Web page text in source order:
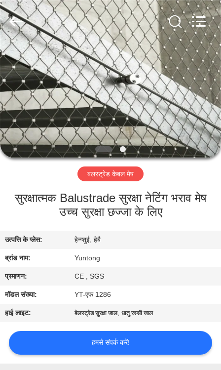
घर
उत्पादों
हमारे
बारे
में
भ्रमण
नियंत्रण
संपर्क
करें
एक
Yuntong
Metal
Wire
Mesh
Co.,Ltd.
All
Rights
Reserved.
बलस्ट्रेड केबल मेष
सुरक्षात्मक Balustrade सुरक्षा नेटिंग भराव मेष
उच्च सुरक्षा छज्जा के लिए
उत्पत्ति के प्लेस: हेन्ग्शुई, हेबै
ब्रांड नाम: Yuntong
प्रमाणन: CE , SGS
मॉडल संख्या: YT-एफ 1286
हाई लाइट: बेलस्ट्रेड सुरक्षा जाल,धातु रस्सी जाल
हमसे संपर्क करें!